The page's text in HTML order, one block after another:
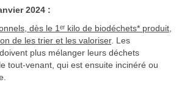
2024 :
dès le 1ᵉʳ kilo de biodéchets* produit,
de les trier et les valoriser. Les
plus mélanger leurs déchets
tout-venant, qui est ensuite incinéré ou